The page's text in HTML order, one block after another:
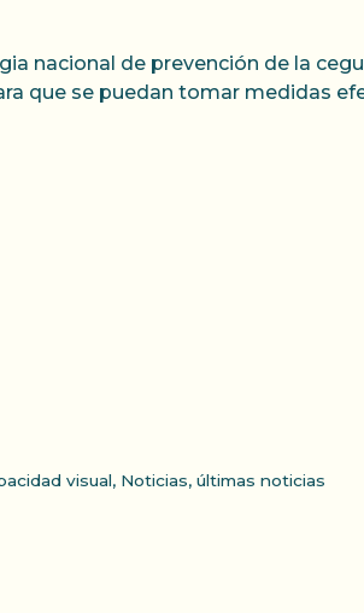
nacional de prevención de la
que se puedan tomar medidas
visual, Noticias, últimas noticias